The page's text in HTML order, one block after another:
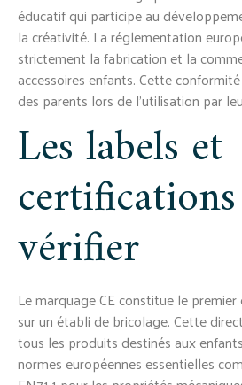
éducatif qui participe au
la créativité. La réglementation
strictement la fabrication et la
accessoires enfants. Cette
des parents lors de l'utilisation par
Les labels et
vérifier
Le marquage CE constitue le
sur un établi de bricolage. Cette
tous les produits destinés aux
normes européennes essentielles